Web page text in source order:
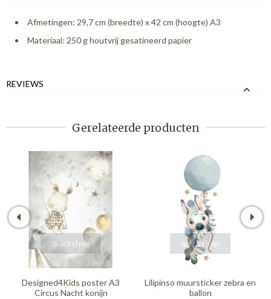
Afmetingen: 29,7 cm (breedte) x 42 cm (hoogte) A3
Materiaal: 250 g houtvrij gesatineerd papier
REVIEWS
Gerelateerde producten
quickshop
Designed4Kids poster A3
Circus Nacht konijn
quickshop
Lilipinso muursticker zebra en
ballon